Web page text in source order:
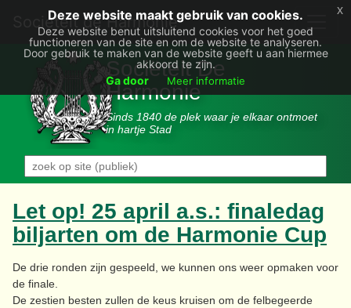
Deze website maakt gebruik van cookies.
Deze website benut uitsluitend cookies voor het goed
functioneren van de site en om de website te analyseren.
Door gebruik te maken van de website geeft u aan hiermee
akkoord te zijn.
Ga door
Meer informatie
x
Societëit de Harmonie
Sociëteit De
Harmonie
Sinds 1840 de plek waar je elkaar ontmoet
in hartje Stad
Let op! 25 april a.s.: finaledag
biljarten om de Harmonie Cup
De drie ronden zijn gespeeld, we kunnen ons weer opmaken voor
de finale.
De zestien besten zullen de keus kruisen om de felbegeerde